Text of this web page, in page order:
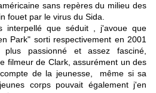
sans repères du milieu des
fouet par le virus du Sida.
que séduit , j'avoue que
Park" sorti respectivement en 2001
passionné et assez fasciné,
filmeur de Clark, assurément un des
de la jeunesse, même si sa
corps pouvait également j'en